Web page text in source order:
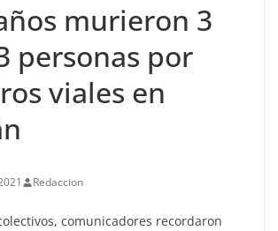
murieron 3
personas por
viales en
Redaccion
comunicadores recordaron